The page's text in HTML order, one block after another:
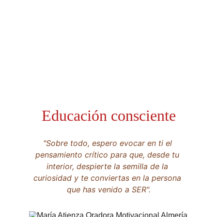
Educación consciente
"Sobre todo, espero evocar en ti el
pensamiento crítico para que, desde tu
interior, despierte la semilla de la
curiosidad y te conviertas en la persona
que has venido a SER".